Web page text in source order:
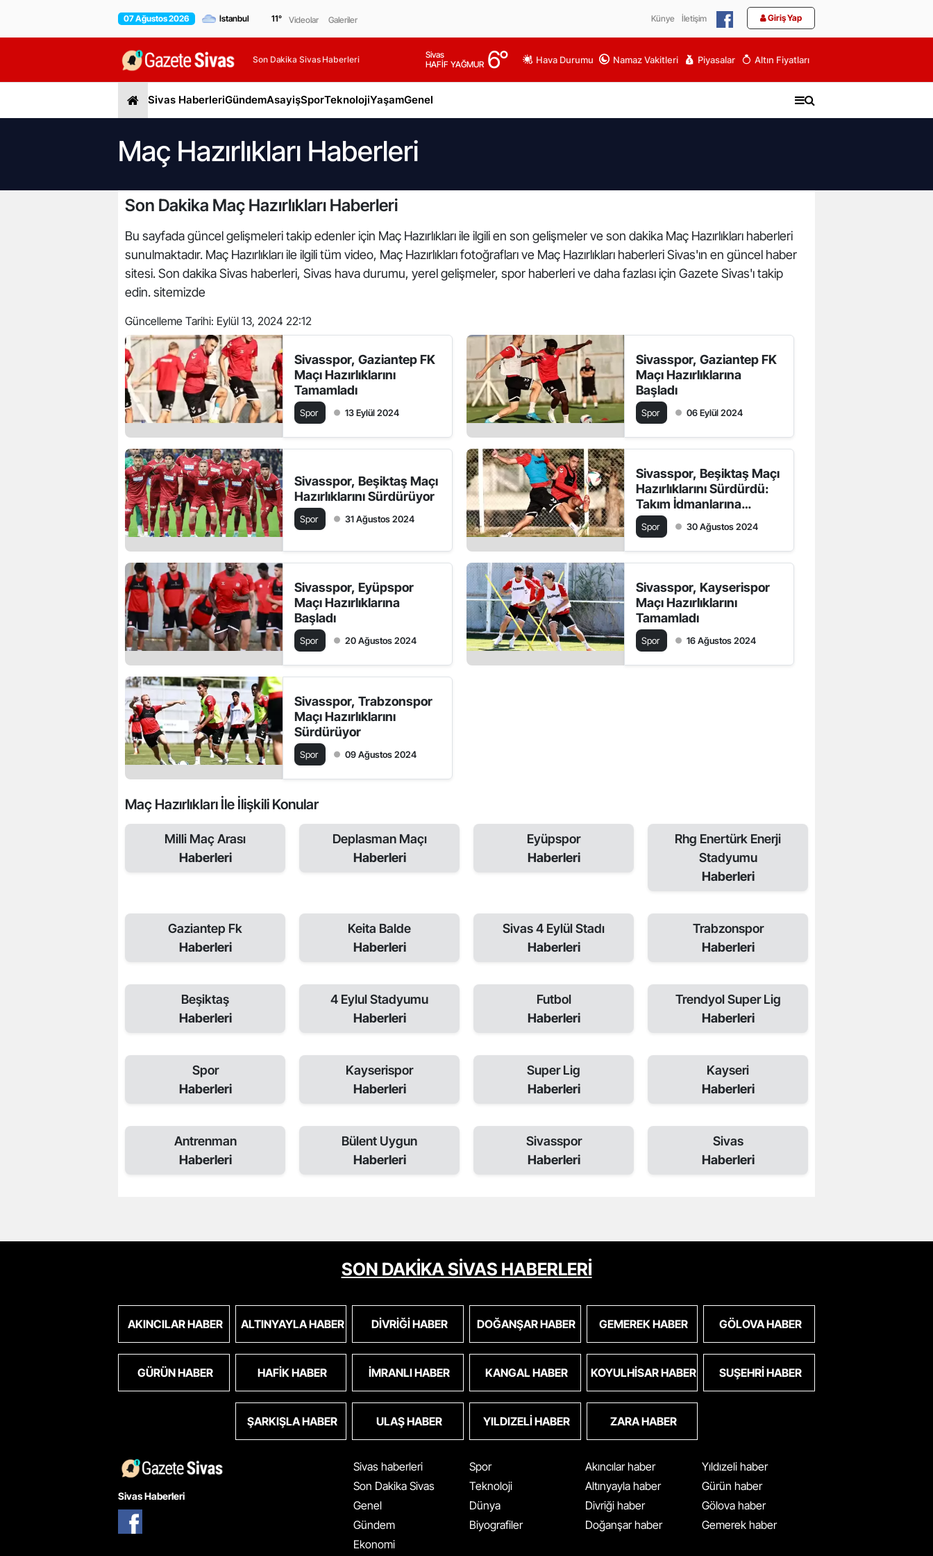
07 Ağustos 2026 11° Videolar Galeriler Künye İletişim Giriş Yap
Son Dakika Sivas Haberleri
Sivas
HAFİF YAĞMUR 6° Hava Durumu Namaz Vakitleri Piyasalar Altın Fiyatları
Sivas HaberleriGündemAsayişSporTeknolojiYaşamGenel
Maç Hazırlıkları Haberleri
Son Dakika Maç Hazırlıkları Haberleri
Bu sayfada güncel gelişmeleri takip edenler için Maç Hazırlıkları ile ilgili en son gelişmeler ve son dakika Maç Hazırlıkları haberleri
sunulmaktadır. Maç Hazırlıkları ile ilgili tüm video, Maç Hazırlıkları fotoğrafları ve Maç Hazırlıkları haberleri Sivas'ın en güncel haber
sitesi. Son dakika Sivas haberleri, Sivas hava durumu, yerel gelişmeler, spor haberleri ve daha fazlası için Gazete Sivas'ı takip
edin. sitemizde
Güncelleme Tarihi: Eylül 13, 2024 22:12
Sivasspor, Gaziantep FK
Maçı Hazırlıklarını
Tamamladı
Spor 13 Eylül 2024
Sivasspor, Gaziantep FK
Maçı Hazırlıklarına
Başladı
Spor 06 Eylül 2024
Sivasspor, Beşiktaş Maçı
Hazırlıklarını Sürdürüyor
Spor 31 Ağustos 2024
Sivasspor, Beşiktaş Maçı
Hazırlıklarını Sürdürdü:
Takım İdmanlarına
Devam Ediyor
Spor 30 Ağustos 2024
Sivasspor, Eyüpspor
Maçı Hazırlıklarına
Başladı
Spor 20 Ağustos 2024
Sivasspor, Kayserispor
Maçı Hazırlıklarını
Tamamladı
Spor 16 Ağustos 2024
Sivasspor, Trabzonspor
Maçı Hazırlıklarını
Sürdürüyor
Spor 09 Ağustos 2024
Maç Hazırlıkları İle İlişkili Konular
Milli Maç Arası
Haberleri
Deplasman Maçı
Haberleri
Eyüpspor
Haberleri
Rhg Enertürk Enerji
Stadyumu
Haberleri
Gaziantep Fk
Haberleri
Keita Balde
Haberleri
Sivas 4 Eylül Stadı
Haberleri
Trabzonspor
Haberleri
Beşiktaş
Haberleri
4 Eylul Stadyumu
Haberleri
Futbol
Haberleri
Trendyol Super Lig
Haberleri
Spor
Haberleri
Kayserispor
Haberleri
Super Lig
Haberleri
Kayseri
Haberleri
Antrenman
Haberleri
Bülent Uygun
Haberleri
Sivasspor
Haberleri
Sivas
Haberleri
SON DAKİKA SİVAS HABERLERİ
AKINCILAR HABER ALTINYAYLA HABER DIVRIĞI HABER DOĞANŞAR HABER GEMEREK HABER GÖLOVA HABER
GÜRÜN HABER HAFIK HABER İMRANLI HABER KANGAL HABER KOYULHISAR HABER SUŞEHRI HABER
ŞARKIŞLA HABER ULAŞ HABER YILDIZELI HABER ZARA HABER
Sivas Haberleri
Sivas haberleri
Son Dakika Sivas
Genel
Gündem
Ekonomi
Spor
Teknoloji
Dünya
Biyografiler
Akıncılar haber
Altınyayla haber
Divriği haber
Doğanşar haber
Yıldızeli haber
Gürün haber
Gölova haber
Gemerek haber